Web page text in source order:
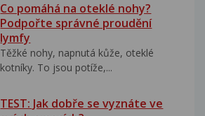
Co pomáhá na oteklé nohy?
Podpořte správné proudění
lymfy
Těžké nohy, napnutá kůže, oteklé
kotníky. To jsou potíže,...
TEST: Jak dobře se vyznáte ve